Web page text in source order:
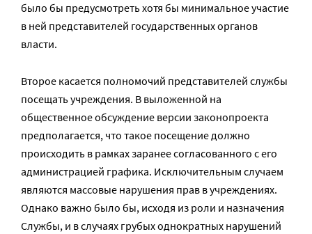
было бы предусмотреть хотя бы минимальное участие
в ней представителей государственных органов
власти.
Второе касается полномочий представителей службы
посещать учреждения. В выложенной на
общественное обсуждение версии законопроекта
предполагается, что такое посещение должно
происходить в рамках заранее согласованного с его
администрацией графика. Исключительным случаем
являются массовые нарушения прав в учреждениях.
Однако важно было бы, исходя из роли и назначения
Службы, и в случаях грубых однократных нарушений